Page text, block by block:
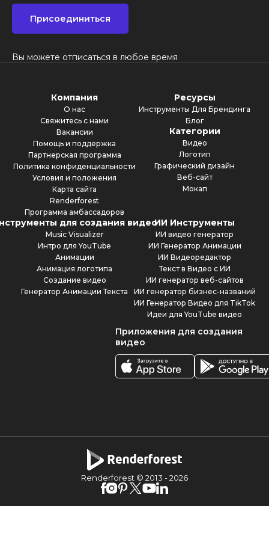
Присоединиться
Вы можете отписаться в любое время
Компания
О нас
Свяжитесь с нами
Вакансии
Помощь и поддержка
Партнерская программа
Политика конфиденциальности
Условия и положения
Карта сайта
Renderforest
Программа амбассадоров
Ресурсы
Инструменты Для Брендинга
Блог
Категории
Видео
Логотип
Графический дизайн
Веб-сайт
Мокап
для создания видео
Music Visualizer
Интро для YouTube
Анимации
Анимация логотипа
Создание видео
Генератор Анимации Текста
ИИ Инструменты
ИИ видео генератор
ИИ Генератор Анимации
ИИ Видеоредактор
Текст в Видео с ИИ
ИИ генератор веб-сайтов
ИИ генератор бизнес-названий
ИИ Генератор Видео для TikTok
Идеи для YouTube видео
Приложения для создания
видео
Renderforest © 2013 -2026